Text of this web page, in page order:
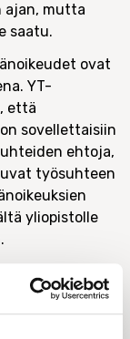
ajan, mutta
saatu.
ovat
YT-
että
sovellettaisiin
ehtoja,
työsuhteen
yliopistolle
.